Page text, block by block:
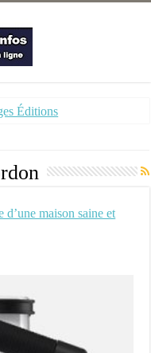
Éditions
maison saine et